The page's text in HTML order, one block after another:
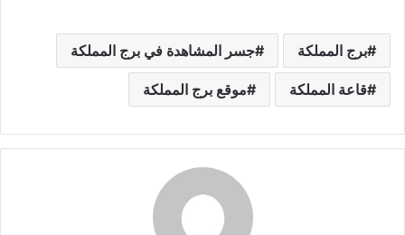
برج المملكة جسر المشاهدة في برج المملكة
قاعة المملكة موقع برج المملكة